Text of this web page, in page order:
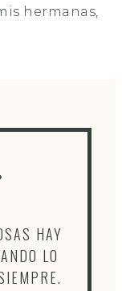
hermanas,
HAY
LO